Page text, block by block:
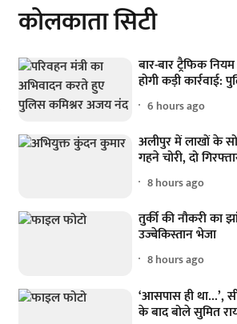
कोलकाता सिटी
बार-बार ट्रैफिक
होगी कड़ी कार्रवाई:
6 hours ago
अलीपुर में लाखों के
गहने चोरी, दो
8 hours ago
तुर्की की नौकरी का
उज्बेकिस्तान भेजा
8 hours ago
‘आसपास ही था...’,
के बाद बोले सुमित